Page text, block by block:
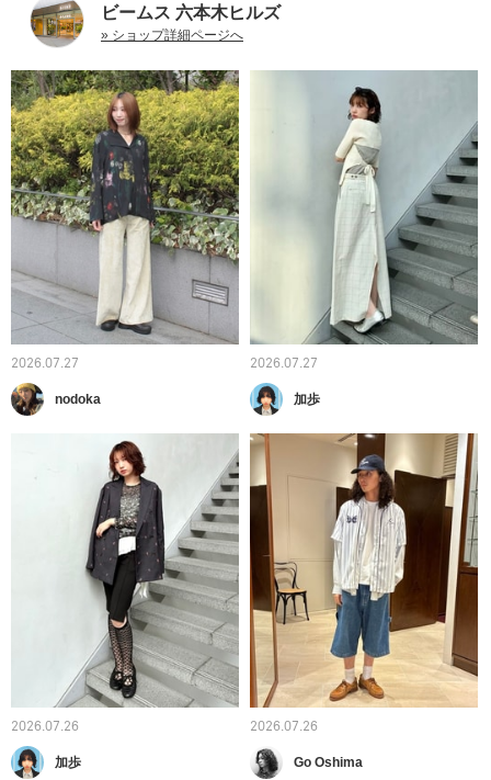
ビームス 六本木ヒルズ
» ショップ詳細ページへ
2026.07.27
nodoka
2026.07.27
加歩
2026.07.26
加歩
2026.07.26
Go Oshima